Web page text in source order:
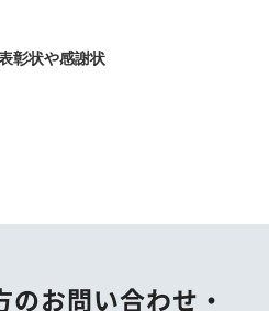
彰状や感謝状
のお問い合わせ・